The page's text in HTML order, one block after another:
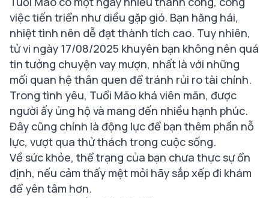
việc tiến triển như diều gặp gió. Bạn hăng hái,
nhiệt tình nên dễ đạt thành tích cao. Tuy nhiên,
tử vi ngày 17/08/2025 khuyên bạn không nên quá
tin tưởng chuyện vay mượn, nhất là với những
mối quan hệ thân quen để tránh rủi ro tài chính.
Trong tình yêu, Tuổi Mão khá viên mãn, được
người ấy ủng hộ và mang đến nhiều hạnh phúc.
Đây cũng chính là động lực để bạn thêm phần nỗ
lực, vượt qua thử thách trong cuộc sống.
Về sức khỏe, thể trạng của bạn chưa thực sự ổn
định, nếu cảm thấy mệt mỏi hãy sắp xếp đi khám
để yên tâm hơn.